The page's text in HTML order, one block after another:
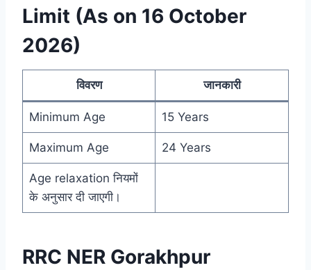
Limit (As on 16 October
2026)
विवरण जानकारी
Minimum Age 15 Years
Maximum Age 24 Years
Age relaxation नियमों
के अनुसार दी जाएगी।
RRC NER Gorakhpur